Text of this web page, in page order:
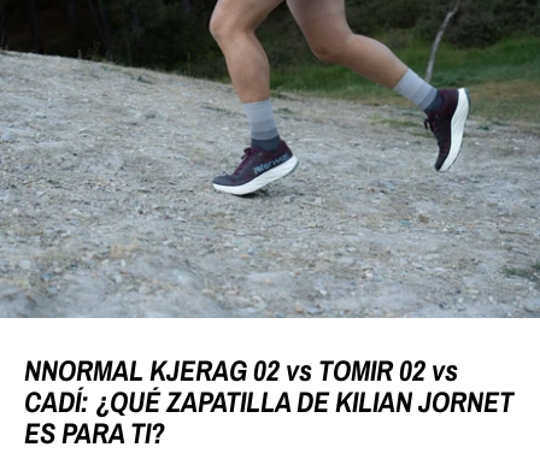
NNORMAL KJERAG 02 vs TOMIR 02 vs
CADÍ: ¿QUÉ ZAPATILLA DE KILIAN JORNET
ES PARA TI?